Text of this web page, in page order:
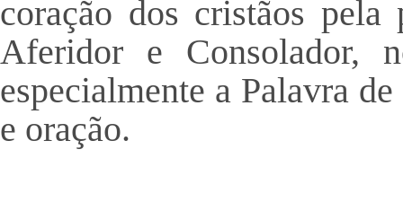
coração dos cristãos
Aferidor e Consolador,
especialmente a Palavra
e oração.